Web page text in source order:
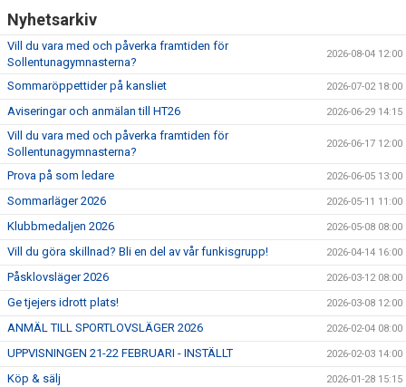
Nyhetsarkiv
Vill du vara med och påverka framtiden för
Sollentunagymnasterna?
2026-08-04 12:00
Sommaröppettider på kansliet 2026-07-02 18:00
Aviseringar och anmälan till HT26 2026-06-29 14:15
Vill du vara med och påverka framtiden för
Sollentunagymnasterna?
2026-06-17 12:00
Prova på som ledare 2026-06-05 13:00
Sommarläger 2026 2026-05-11 11:00
Klubbmedaljen 2026 2026-05-08 08:00
Vill du göra skillnad? Bli en del av vår funkisgrupp! 2026-04-14 16:00
Påsklovsläger 2026 2026-03-12 08:00
Ge tjejers idrott plats! 2026-03-08 12:00
ANMÄL TILL SPORTLOVSLÄGER 2026 2026-02-04 08:00
UPPVISNINGEN 21-22 FEBRUARI - INSTÄLLT 2026-02-03 14:00
Köp & sälj 2026-01-28 15:15